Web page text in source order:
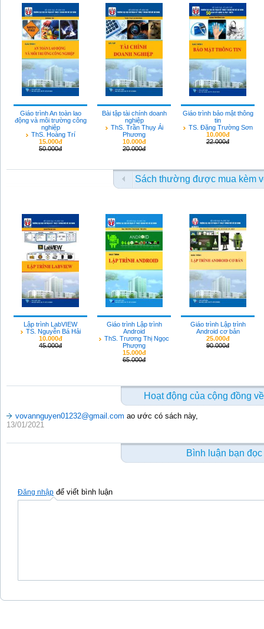
Giáo trình An toàn lao
động và môi trường công
nghiệp
ThS. Hoàng Trí
15.000đ
50.000đ
Bài tập tài chính doanh
nghiệp
ThS. Trần Thụy Ái
Phương
10.000đ
20.000đ
Giáo trình bảo mật thông
tin
TS. Đặng Trường Sơn
10.000đ
22.000đ
Sách thường được mua kèm
Lập trình LabVIEW
TS. Nguyễn Bá Hải
10.000đ
45.000đ
Giáo trình Lập trình
Android
ThS. Trương Thị Ngọc
Phượng
15.000đ
65.000đ
Giáo trình Lập trình
Android cơ bản
25.000đ
90.000đ
Hoạt động của cộng đồng
vovannguyen01232@gmail.com ao ước có sách này,
13/01/2021
Bình luận bạn đọc
Đăng nhập để viết bình luận